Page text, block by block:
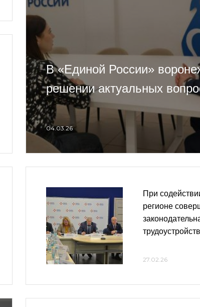
В «Единой России»
решении актуальных
04.03.26
При
регионе
27.02.26